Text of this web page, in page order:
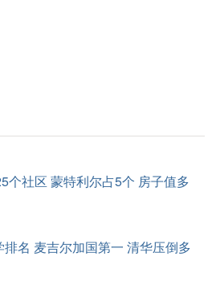
个社区 蒙特利尔占5个 房子值多
名 麦吉尔加国第一 清华压倒多